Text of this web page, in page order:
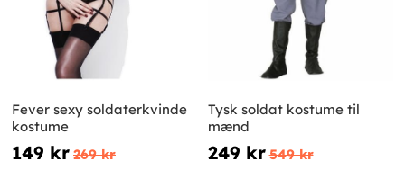
Fever sexy soldaterkvinde
kostume
149 kr 269 kr
Tysk soldat kostume til
mænd
249 kr 549 kr